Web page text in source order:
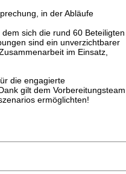
in der Abläufe
sich die rund 60 Beteiligten
sind ein unverzichtbarer
im Einsatz,
die engagierte
gilt dem Vorbereitungsteam
ermöglichten!